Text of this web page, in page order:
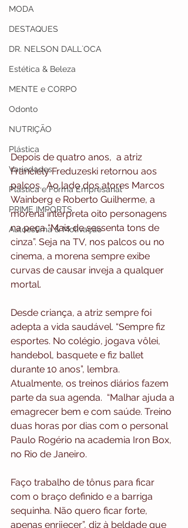
MODA
DESTAQUES
DR. NELSON DALL`OCA
Estética & Beleza
MENTE e CORPO
Odonto
NUTRIÇÃO
Plástica
Variedades
Plástica e Forma Empresarial
PRIME IMPORTS
Autoestima & Motivação
Depois de quatro anos,  a atriz
Franciely Freduzeski retornou aos
palcos.  Ao lado dos atores Marcos
Wainberg e Roberto Guilherme, a
morena interpreta oito personagens
na peça “Mais de sessenta tons de
cinza”. Seja na TV, nos palcos ou no
cinema, a morena sempre exibe
curvas de causar inveja a qualquer
mortal.
Desde criança, a atriz sempre foi
adepta a vida saudável. “Sempre fiz
esportes. No colégio, jogava vôlei,
handebol, basquete e fiz ballet
durante 10 anos”, lembra.
Atualmente, os treinos diários fazem
parte da sua agenda.  “Malhar ajuda a
emagrecer bem e com saúde. Treino
duas horas por dias com o personal
Paulo Rogério na academia Iron Box,
no Rio de Janeiro.
Faço trabalho de tônus para ficar
com o braço definido e a barriga
sequinha. Não quero ficar forte,
apenas enrijecer”, diz à beldade que